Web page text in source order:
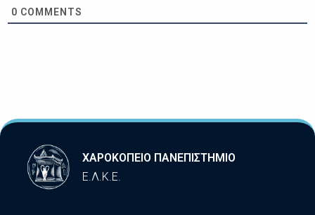
0 COMMENTS
ΧΑΡΟΚΟΠΕΙΟ ΠΑΝΕΠΙΣΤΗΜΙΟ
Ε.Λ.Κ.Ε.